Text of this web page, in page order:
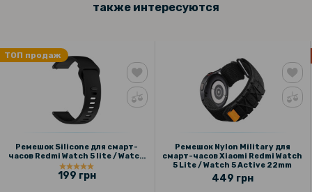
также интересуются
ТОП продаж
Ремешок Silicone для смарт-
часов Redmi Watch 5 lite / Watch
5 Active
199 грн
Ремешок Nylon Military для
смарт-часов Xiaomi Redmi Watch
5 Lite / Watch 5 Active 22mm
449 грн